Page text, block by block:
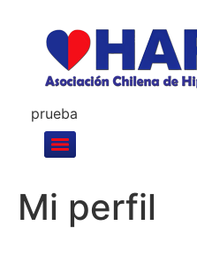
prueba
Mi perfil